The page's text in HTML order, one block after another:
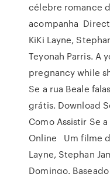
célebre romance
acompanha
KiKi Layne,
Teyonah Parris. A
pregnancy while
Se a rua Beale
grátis. Download
Como Assistir Se
Online Um filme
Layne, Stephan
Domingo.